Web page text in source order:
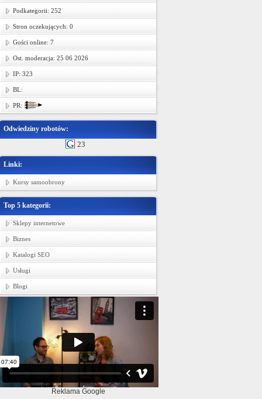
Podkategorii: 252
Stron oczekujących: 0
Gości online: 7
Ost. moderacja: 25 06 2026
IP: 323
BL:
PR:
Odwiedziny robotów:
23
Linki:
Kursy samoobrony
Top 5 kategorii:
Sklepy internetowe
Biznes
Katalogi SEO
Usługi
Blogi
Reklama Google